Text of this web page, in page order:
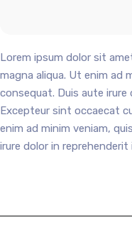
Lorem ipsum dolor sit
magna aliqua. Ut enim ad
consequat. Duis aute
Excepteur sint occaecat
enim ad minim veniam,
irure dolor in